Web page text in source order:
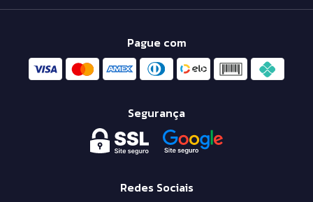
Pague com
Segurança
Redes Sociais